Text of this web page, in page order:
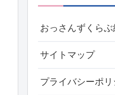
おっさんずくらぶ
サイトマップ
プライバシーポリ